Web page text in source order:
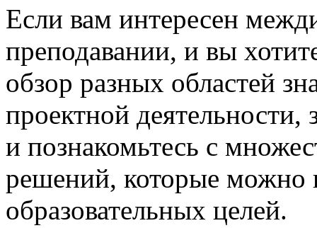
Если вам интересен
преподавании, и вы
обзор разных областей
проектной деятельности,
и познакомьтесь с
решений, которые можно
образовательных целей.